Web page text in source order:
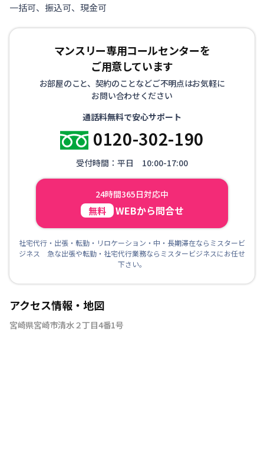
一括可、振込可、現金可
マンスリー専用コールセンターを
ご用意しています
お部屋のこと、契約のことなどご不明点はお気軽に
お問い合わせください
通話料無料で安心サポート
0120-302-190
受付時間：平日 10:00-17:00
24時間365日対応中
無料 WEBから問合せ
社宅代行・出張・転勤・リロケーション・中・長期滞在ならミスタービ
ジネス 急な出張や転勤・社宅代行業務ならミスタービジネスにお任せ
下さい。
アクセス情報・地図
宮崎県宮崎市清水２丁目4番1号